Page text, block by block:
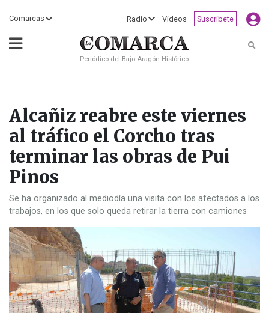
Comarcas Radio Vídeos Suscríbete
Periódico del Bajo Aragón Histórico
Alcañiz reabre este viernes
al tráfico el Corcho tras
terminar las obras de Pui
Pinos
Se ha organizado al mediodía una visita con los afectados a los
trabajos, en los que solo queda retirar la tierra con camiones